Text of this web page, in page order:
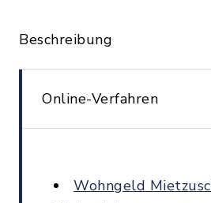
Beschreibung
Online-Verfahren
Wohngeld